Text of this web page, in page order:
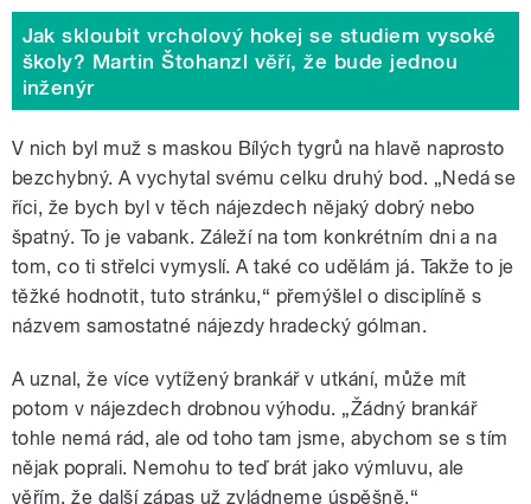
Jak skloubit vrcholový hokej se studiem vysoké
školy? Martin Štohanzl věří, že bude jednou
inženýr
V nich byl muž s maskou Bílých tygrů na hlavě naprosto
bezchybný. A vychytal svému celku druhý bod. „Nedá se
říci, že bych byl v těch nájezdech nějaký dobrý nebo
špatný. To je vabank. Záleží na tom konkrétním dni a na
tom, co ti střelci vymyslí. A také co udělám já. Takže to je
těžké hodnotit, tuto stránku,“ přemýšlel o disciplíně s
názvem samostatné nájezdy hradecký gólman.
A uznal, že více vytížený brankář v utkání, může mít
potom v nájezdech drobnou výhodu. „Žádný brankář
tohle nemá rád, ale od toho tam jsme, abychom se s tím
nějak poprali. Nemohu to teď brát jako výmluvu, ale
věřím, že další zápas už zvládneme úspěšně.“